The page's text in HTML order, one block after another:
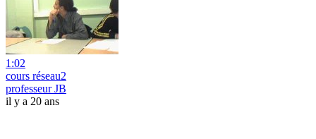
1:02
cours réseau2
professeur JB
il y a 20 ans